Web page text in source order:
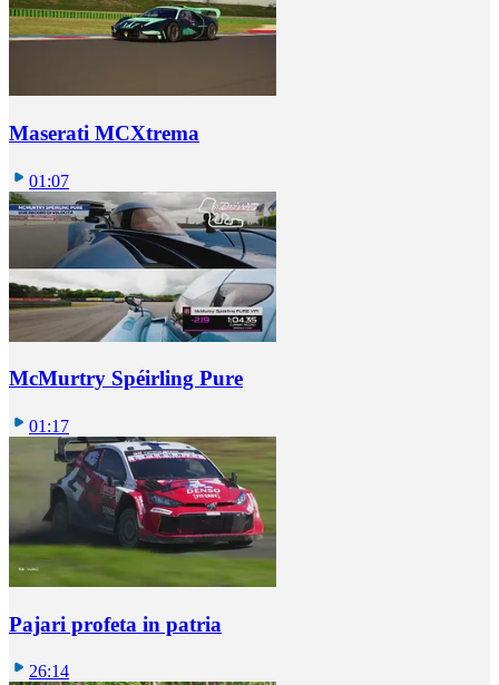
Maserati MCXtrema
01:07
McMurtry Spéirling Pure
01:17
Pajari profeta in patria
26:14